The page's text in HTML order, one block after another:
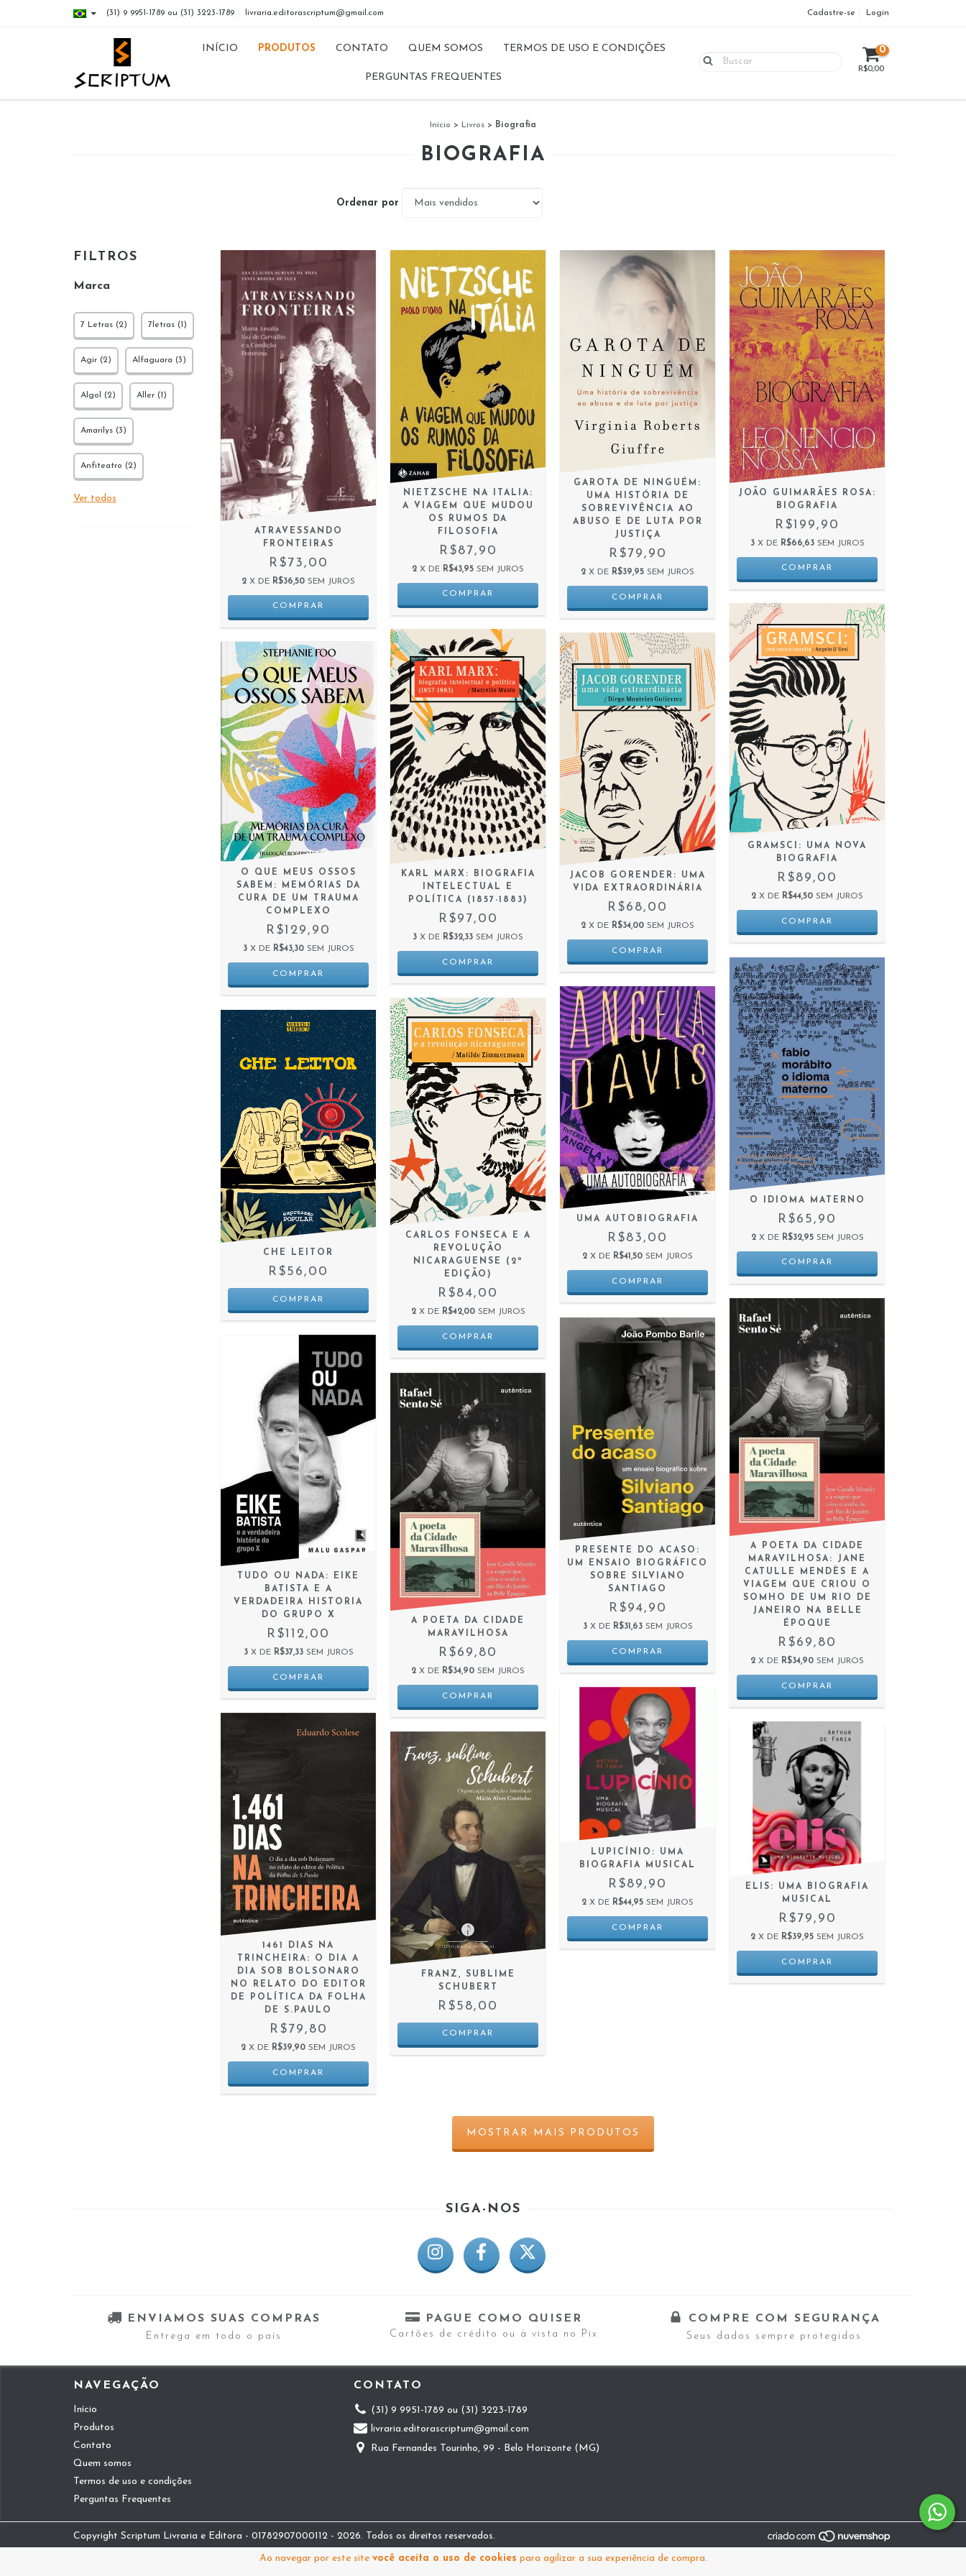
Ao navegar por este site você aceita o uso de cookies para agilizar a sua experiência de compra.
(31) 9 9951-1789 ou (31) 3223-1789 livraria.editorascriptum@gmail.com Cadastre-se Login
INÍCIO PRODUTOS CONTATO QUEM SOMOS TERMOS DE USO E CONDIÇÕES
PERGUNTAS FREQUENTES
0
R$0,00
Início > Livros > Biografia
BIOGRAFIA
Ordenar por
FILTROS
Marca
7 Letras (2) 7letras (1)
Agir (2) Alfaguara (3)
Algol (2) Aller (1)
Amarilys (3)
Anfiteatro (2)
Ver todos
ATRAVESSANDO
FRONTEIRAS
R$73,00
2 X DE R$36,50 SEM JUROS
NIETZSCHE NA ITALIA:
A VIAGEM QUE MUDOU
OS RUMOS DA
FILOSOFIA
R$87,90
2 X DE R$43,95 SEM JUROS
GAROTA DE NINGUÉM:
UMA HISTÓRIA DE
SOBREVIVÊNCIA AO
ABUSO E DE LUTA POR
JUSTIÇA
R$79,90
2 X DE R$39,95 SEM JUROS
JOÃO GUIMARÃES ROSA:
BIOGRAFIA
R$199,90
3 X DE R$66,63 SEM JUROS
O QUE MEUS OSSOS
SABEM: MEMÓRIAS DA
CURA DE UM TRAUMA
COMPLEXO
R$129,90
3 X DE R$43,30 SEM JUROS
KARL MARX: BIOGRAFIA
INTELECTUAL E
POLÍTICA (1857-1883)
R$97,00
3 X DE R$32,33 SEM JUROS
JACOB GORENDER: UMA
VIDA EXTRAORDINÁRIA
R$68,00
2 X DE R$34,00 SEM JUROS
GRAMSCI: UMA NOVA
BIOGRAFIA
R$89,00
2 X DE R$44,50 SEM JUROS
CHE LEITOR
R$56,00
CARLOS FONSECA E A
REVOLUÇÃO
NICARAGUENSE (2ª
EDIÇÃO)
R$84,00
2 X DE R$42,00 SEM JUROS
UMA AUTOBIOGRAFIA
R$83,00
2 X DE R$41,50 SEM JUROS
O IDIOMA MATERNO
R$65,90
2 X DE R$32,95 SEM JUROS
TUDO OU NADA: EIKE
BATISTA E A
VERDADEIRA HISTORIA
DO GRUPO X
R$112,00
3 X DE R$37,33 SEM JUROS
A POETA DA CIDADE
MARAVILHOSA
R$69,80
2 X DE R$34,90 SEM JUROS
PRESENTE DO ACASO:
UM ENSAIO BIOGRÁFICO
SOBRE SILVIANO
SANTIAGO
R$94,90
3 X DE R$31,63 SEM JUROS
A POETA DA CIDADE
MARAVILHOSA: JANE
CATULLE MENDÈS E A
VIAGEM QUE CRIOU O
SOMHO DE UM RIO DE
JANEIRO NA BELLE
ÉPOQUE
R$69,80
2 X DE R$34,90 SEM JUROS
1461 DIAS NA
TRINCHEIRA: O DIA A
DIA SOB BOLSONARO
NO RELATO DO EDITOR
DE POLÍTICA DA FOLHA
DE S.PAULO
R$79,80
2 X DE R$39,90 SEM JUROS
FRANZ, SUBLIME
SCHUBERT
R$58,00
LUPICÍNIO: UMA
BIOGRAFIA MUSICAL
R$89,90
2 X DE R$44,95 SEM JUROS
ELIS: UMA BIOGRAFIA
MUSICAL
R$79,90
2 X DE R$39,95 SEM JUROS
MOSTRAR MAIS PRODUTOS
SIGA-NOS
ENVIAMOS SUAS COMPRAS
Entrega em todo o país
PAGUE COMO QUISER
Cartões de crédito ou à vista no Pix
COMPRE COM SEGURANÇA
Seus dados sempre protegidos
NAVEGAÇÃO
Início
Produtos
Contato
Quem somos
Termos de uso e condições
Perguntas Frequentes
CONTATO
(31) 9 9951-1789 ou (31) 3223-1789
livraria.editorascriptum@gmail.com
Rua Fernandes Tourinho, 99 - Belo Horizonte (MG)
Copyright Scriptum Livraria e Editora - 01782907000112 - 2026. Todos os direitos reservados.